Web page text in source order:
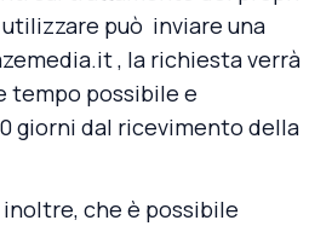
può inviare una
, la richiesta verrà
tempo possibile e
giorni dal ricevimento della
che è possibile